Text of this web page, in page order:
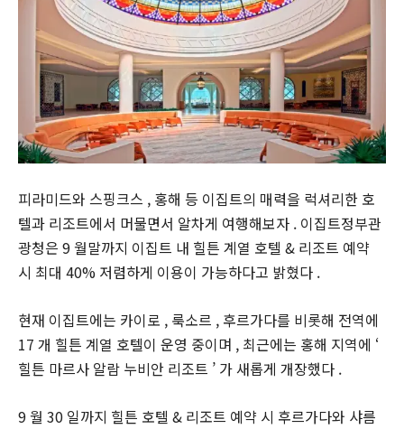
피라미드와 스핑크스 , 홍해 등 이집트의 매력을 럭셔리한 호
텔과 리조트에서 머물면서 알차게 여행해보자 . 이집트정부관
광청은 9 월말까지 이집트 내 힐튼 계열 호텔 & 리조트 예약
시 최대 40% 저렴하게 이용이 가능하다고 밝혔다 .
현재 이집트에는 카이로 , 룩소르 , 후르가다를 비롯해 전역에
17 개 힐튼 계열 호텔이 운영 중이며 , 최근에는 홍해 지역에 ‘
힐튼 마르사 알람 누비안 리조트 ’ 가 새롭게 개장했다 .
9 월 30 일까지 힐튼 호텔 & 리조트 예약 시 후르가다와 샤름